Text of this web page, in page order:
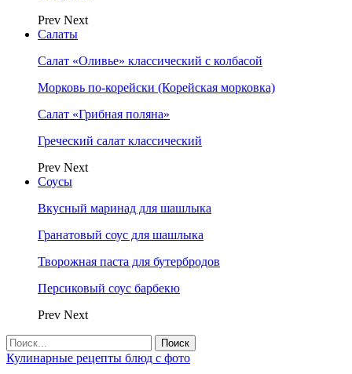
Prev Next
Салаты
Салат «Оливье» классический с колбасой
Морковь по-корейски (Корейская морковка)
Салат «Грибная поляна»
Греческий салат классический
Prev Next
Соусы
Вкусный маринад для шашлыка
Гранатовый соус для шашлыка
Творожная паста для бутербродов
Персиковый соус барбекю
Prev Next
Кулинарные рецепты блюд с фото